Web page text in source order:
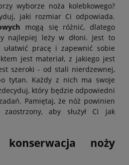
wyborze noża kolebkowego?
jaki rozmiar Ci odpowiada.
mogą się różnić, dlatego
najlepiej leży w dłoni. Jest to
ułatwić pracę i zapewnić sobie
jest materiał, z jakiego jest
szeroki - od stali nierdzewnej,
tytan. Każdy z nich ma swoje
który będzie odpowiedni
Pamiętaj, że nóż powinien
aby służył Ci jak
noży